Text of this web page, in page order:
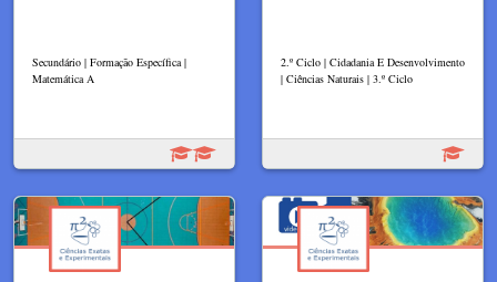
Secundário | Formação Específica |
Matemática A
2.º Ciclo | Cidadania E Desenvolvimento
| Ciências Naturais | 3.º Ciclo